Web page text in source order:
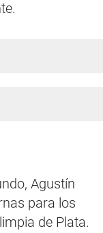
Agustín
para los
de Plata.